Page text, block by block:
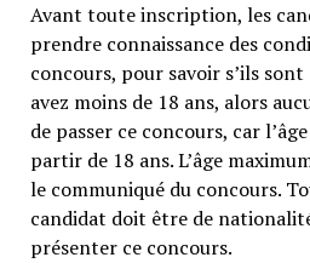
Avant toute inscription, les
prendre connaissance des
concours, pour savoir s’ils sont
avez moins de 18 ans, alors
de passer ce concours, car
partir de 18 ans. L’âge
le communiqué du concours.
candidat doit être de
présenter ce concours.